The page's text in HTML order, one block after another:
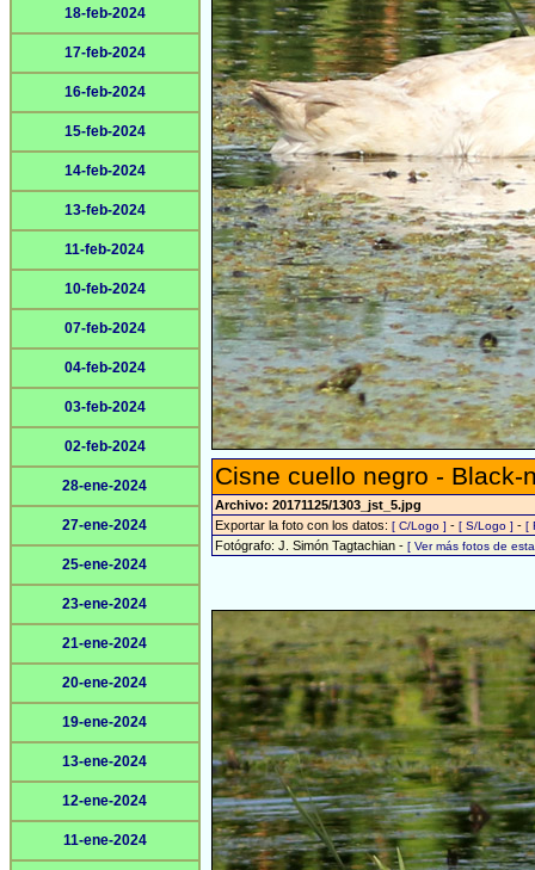
18-feb-2024
17-feb-2024
16-feb-2024
15-feb-2024
14-feb-2024
13-feb-2024
11-feb-2024
10-feb-2024
07-feb-2024
04-feb-2024
03-feb-2024
02-feb-2024
28-ene-2024
27-ene-2024
25-ene-2024
23-ene-2024
21-ene-2024
20-ene-2024
19-ene-2024
13-ene-2024
12-ene-2024
11-ene-2024
Cisne cuello negro -
Archivo: 20171125/1303_jst_5.jpg
Exportar la foto con los datos: [ C/Logo ] - [ S/Logo ] - [
Fotógrafo: J. Simón Tagtachian - [ Ver más fotos de